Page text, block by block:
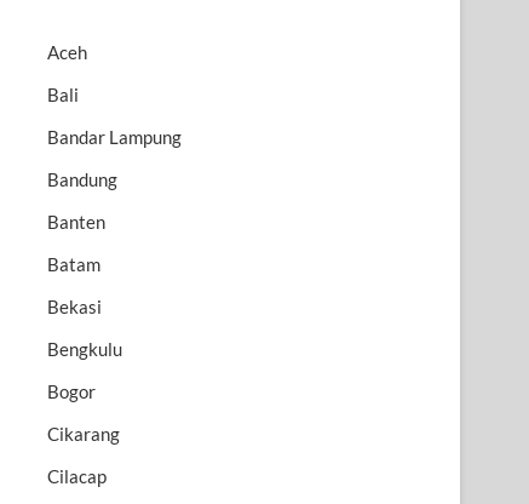
Aceh
Bali
Bandar Lampung
Bandung
Banten
Batam
Bekasi
Bengkulu
Bogor
Cikarang
Cilacap